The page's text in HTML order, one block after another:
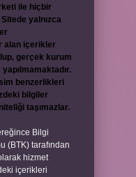
ile hiçbir
Sitede yalnızca
alan içerikler
gerçek kurum
benzerlikleri
bilgiler
taşımazlar.
Bilgi
(BTK) tarafından
hizmet
içerikleri